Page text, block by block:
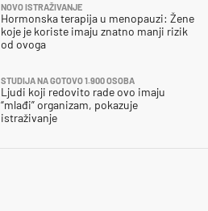
NOVO ISTRAŽIVANJE
Hormonska terapija u menopauzi: Žene
koje je koriste imaju znatno manji rizik
od ovoga
STUDIJA NA GOTOVO 1.900 OSOBA
Ljudi koji redovito rade ovo imaju
“mlađi” organizam, pokazuje
istraživanje